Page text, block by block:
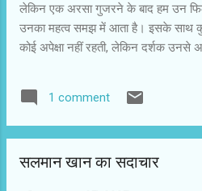
लेकिन एक अरसा गुजरने के बाद हम उन
उनका महत्व समझ में आता है। इसके साथ
कोई अपेक्षा नहीं रहती, लेकिन दर्शक
छोटे बजट में मामूली एक्टरों को लेकर बनी
आई। इस फिल्म में शहरी ऊब, घुटन और
छोटे शहरों और सिंगल स्क्रीन थिएटरों में
1 comment
सलमान खान का सदाचार